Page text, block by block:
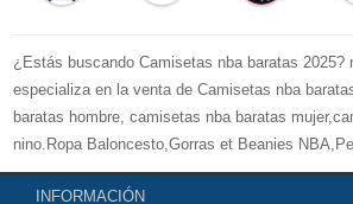
¿Estás buscando Camisetas nba baratas 2025?
especializa en la venta de Camisetas nba
baratas hombre, camisetas nba baratas
nino.Ropa Baloncesto,Gorras et Beanies
24 / 48H, la seguridad de pago con tarjeta de
seguro de la compra. Gracias por elegir
INFORMACIÓN